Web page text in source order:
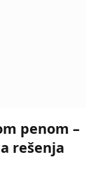
penom –
rešenja